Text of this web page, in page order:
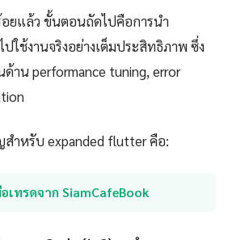
อยแล้ว ขั้นตอนถัดไปคือการนำ
ใช้งานจริงอย่างเต็มประสิทธิภาพ ซึ่ง
ด้าน performance tuning, error
สำหรับ expanded flutter คือ:
เทรดจาก SiamCafeBook